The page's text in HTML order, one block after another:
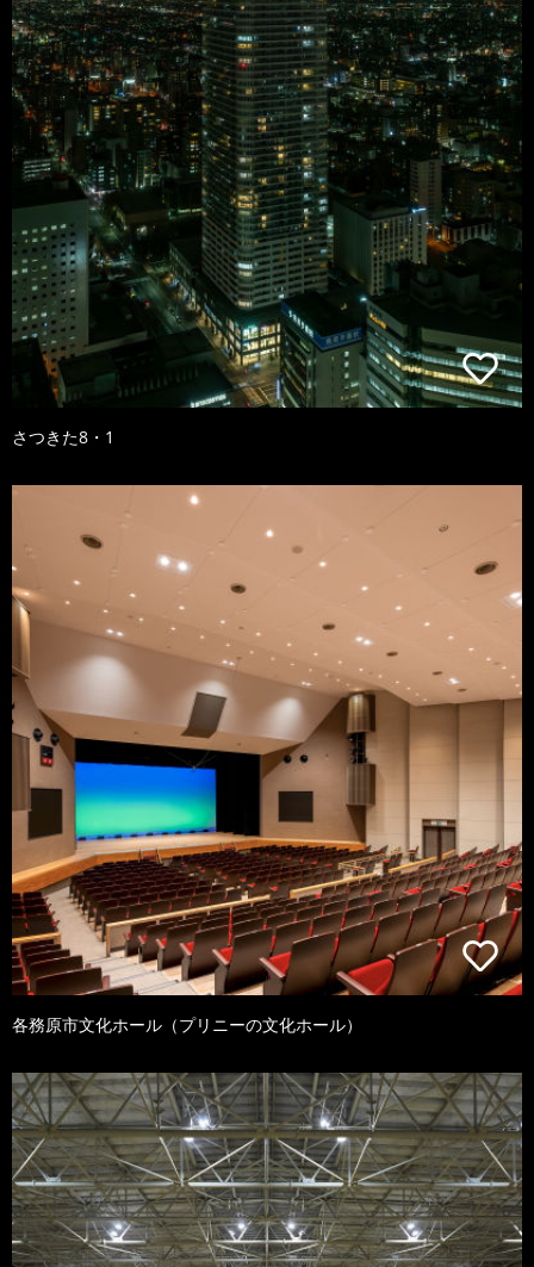
さつきた8・1
各務原市文化ホール（プリニーの文化ホール）